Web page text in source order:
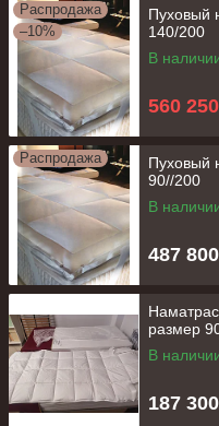
Распродажа
–10%
Пуховый
140/200
В
560 250
Распродажа
Пуховый
90//200
В
487 800
размер
В
187 300